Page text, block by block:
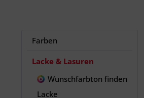
Farben
Lacke & Lasuren
Wunschfarbton finden
Lacke